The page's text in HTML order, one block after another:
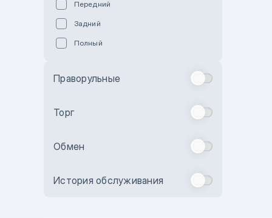
Бежевый
Комбинированный
Передний
Задний
Полный
Праворульные
Торг
Обмен
История обслуживания